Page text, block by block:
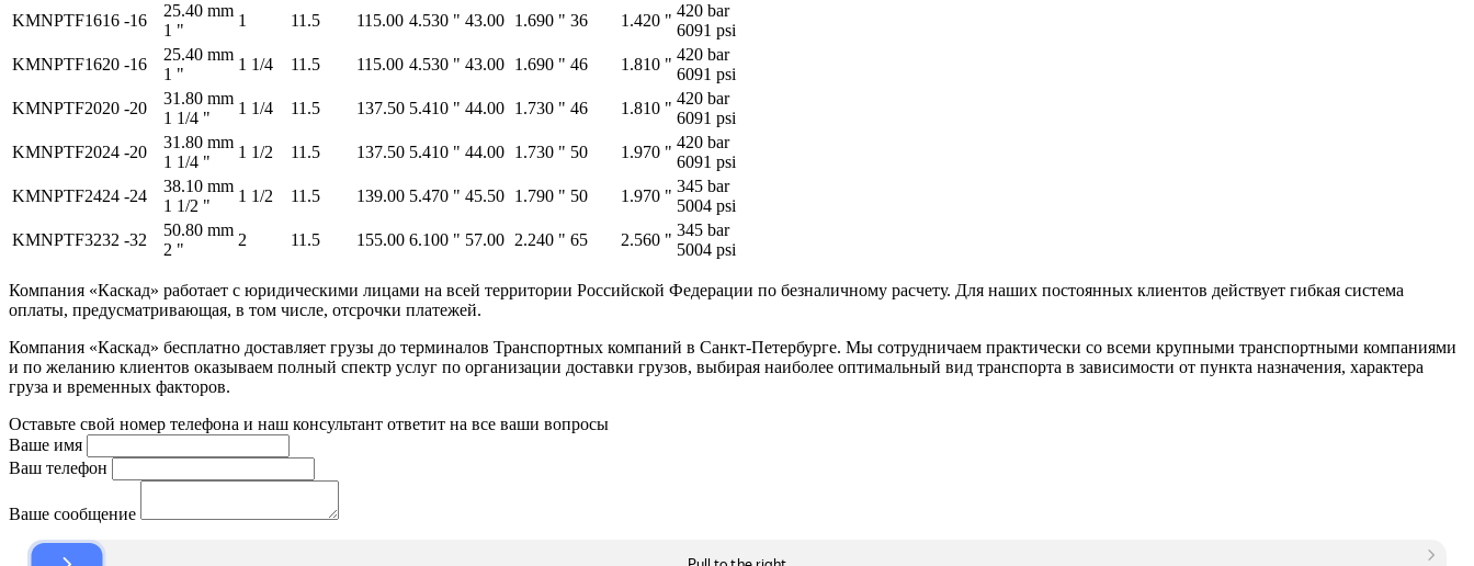
KMNPTF1616 -16
25.40 mm
1 "
1 11.5 115.00 4.530 " 43.00 1.690 " 36 1.420 "
420 bar
6091 psi
KMNPTF1620 -16
25.40 mm
1 "
1 1/4 11.5 115.00 4.530 " 43.00 1.690 " 46 1.810 "
420 bar
6091 psi
KMNPTF2020 -20
31.80 mm
1 1/4 "
1 1/4 11.5 137.50 5.410 " 44.00 1.730 " 46 1.810 "
420 bar
6091 psi
KMNPTF2024 -20
31.80 mm
1 1/4 "
1 1/2 11.5 137.50 5.410 " 44.00 1.730 " 50 1.970 "
420 bar
6091 psi
KMNPTF2424 -24
38.10 mm
1 1/2 "
1 1/2 11.5 139.00 5.470 " 45.50 1.790 " 50 1.970 "
345 bar
5004 psi
KMNPTF3232 -32
50.80 mm
2 "
2 11.5 155.00 6.100 " 57.00 2.240 " 65 2.560 "
345 bar
5004 psi
Компания «Каскад» работает с юридическими лицами на всей территории Российской Федерации по безналичному расчету. Для наших постоянных клиентов действует гибкая система
оплаты, предусматривающая, в том числе, отсрочки платежей.
Компания «Каскад» бесплатно доставляет грузы до терминалов Транспортных компаний в Санкт-Петербурге. Мы сотрудничаем практически со всеми крупными транспортными компаниями
и по желанию клиентов оказываем полный спектр услуг по организации доставки грузов, выбирая наиболее оптимальный вид транспорта в зависимости от пункта назначения, характера
груза и временных факторов.
Оставьте свой номер телефона и наш консультант ответит на все ваши вопросы
Ваше имя
Ваш телефон
Ваше сообщение